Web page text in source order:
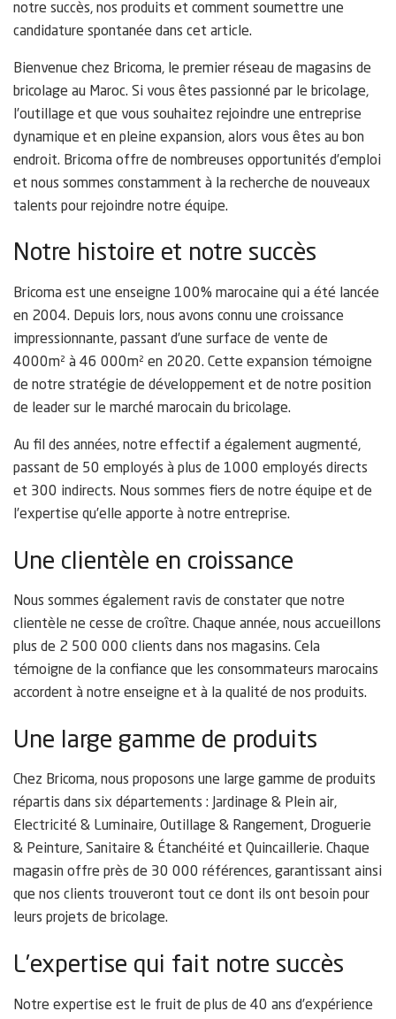
notre succès, nos produits et comment soumettre une
candidature spontanée dans cet article.
Bienvenue chez Bricoma, le premier réseau de magasins de
bricolage au Maroc. Si vous êtes passionné par le bricolage,
l’outillage et que vous souhaitez rejoindre une entreprise
dynamique et en pleine expansion, alors vous êtes au bon
endroit. Bricoma offre de nombreuses opportunités d’emploi
et nous sommes constamment à la recherche de nouveaux
talents pour rejoindre notre équipe.
Notre histoire et notre succès
Bricoma est une enseigne 100% marocaine qui a été lancée
en 2004. Depuis lors, nous avons connu une croissance
impressionnante, passant d’une surface de vente de
4000m² à 46 000m² en 2020. Cette expansion témoigne
de notre stratégie de développement et de notre position
de leader sur le marché marocain du bricolage.
Au fil des années, notre effectif a également augmenté,
passant de 50 employés à plus de 1000 employés directs
et 300 indirects. Nous sommes fiers de notre équipe et de
l’expertise qu’elle apporte à notre entreprise.
Une clientèle en croissance
Nous sommes également ravis de constater que notre
clientèle ne cesse de croître. Chaque année, nous accueillons
plus de 2 500 000 clients dans nos magasins. Cela
témoigne de la confiance que les consommateurs marocains
accordent à notre enseigne et à la qualité de nos produits.
Une large gamme de produits
Chez Bricoma, nous proposons une large gamme de produits
répartis dans six départements : Jardinage & Plein air,
Electricité & Luminaire, Outillage & Rangement, Droguerie
& Peinture, Sanitaire & Étanchéité et Quincaillerie. Chaque
magasin offre près de 30 000 références, garantissant ainsi
que nos clients trouveront tout ce dont ils ont besoin pour
leurs projets de bricolage.
L’expertise qui fait notre succès
Notre expertise est le fruit de plus de 40 ans d’expérience